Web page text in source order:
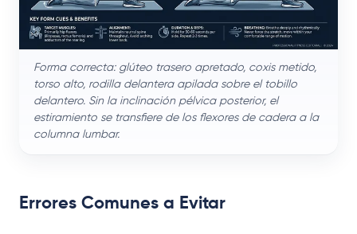
Forma correcta: glúteo trasero apretado, coxis metido,
torso alto, rodilla delantera apilada sobre el tobillo
delantero. Sin la inclinación pélvica posterior, el
estiramiento se transfiere de los flexores de cadera a la
columna lumbar.
Errores Comunes a Evitar